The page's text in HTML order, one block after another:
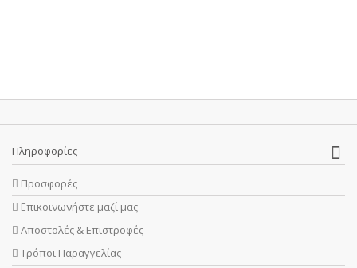
Πληροφορίες
Προσφορές
Επικοινωνήστε μαζί μας
Αποστολές & Επιστροφές
Τρόποι Παραγγελίας